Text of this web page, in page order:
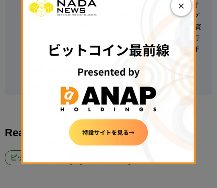
で国際通貨体制を専攻。三菱UFJ銀行・ドイツ銀行
グループで為替・債券のセールス・トレーディング
業務に従事。2018年より暗号資産交換業者で暗号資
産市場の分析・予想に従事、2021年のピーク800万
円、年末500万円と予想、ほぼ的中させる。2022年
Read More About
ビットコイン #BTC
×